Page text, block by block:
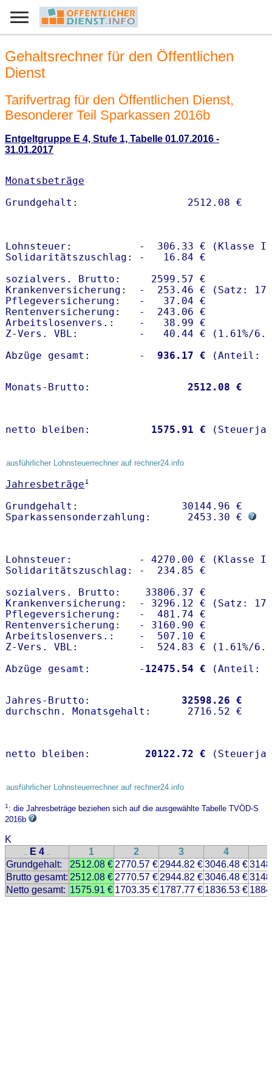
Gehaltsrechner für den Öffentlichen
Dienst
Tarifvertrag für den Öffentlichen Dienst,
Besonderer Teil Sparkassen 2016b
Entgeltgruppe E 4, Stufe 1, Tabelle 01.07.2016 -
31.01.2017
Monatsbeträge
Lohnsteuer:           -  306.33 € (Klasse I)
Solidaritätszuschlag: -   16.84 €
sozialvers. Brutto:     2599.57 €
Krankenversicherung:  -  253.46 € (Satz:
Pflegeversicherung:   -   37.04 €
Rentenversicherung:   -  243.06 €
Arbeitslosenvers.:    -   38.99 €
Z-Vers. VBL:          -   40.44 € ( 1.61%/
Abzüge gesamt:        -
  936.17 €
Monats-Brutto: 2512.08 €
netto bleiben: 1575.91 €
ausführlicher Lohnsteuerrechner auf rechner24.info
Jahresbeträge1
Grundgehalt:                 30144.96 €
Sparkassensonderzahlung:      2453.30 €
Lohnsteuer:           - 4270.00 € (Klasse I)
Solidaritätszuschlag: -  234.85 €
sozialvers. Brutto:    33806.37 €
Krankenversicherung:  - 3296.12 € (Satz:
Pflegeversicherung:   -  481.74 €
Rentenversicherung:   - 3160.90 €
Arbeitslosenvers.:    -  507.10 €
Z-Vers. VBL:          -  524.83 € ( 1.61%/
Abzüge gesamt:        - 12475.54 €
Jahres-Brutto: 32598.26 €
netto bleiben: 20122.72 €
ausführlicher Lohnsteuerrechner auf rechner24.info
1: die Jahresbeträge beziehen sich auf die ausgewählte Tabelle TVÖD-S
2016b
K
.. E 4 .. 1 2 3 4
Grundgehalt:
2512.08 € 2770.57 € 2944.82 €3046.48 €
Brutto gesamt: 2512.08 € 2770.57 € 2944.82 €3046.48 €
Netto gesamt: 1575.91 € 1703.35 € 1787.77 € 1836.53 €